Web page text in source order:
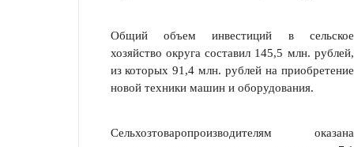
Общий объем инвестиций в сельское
хозяйство округа составил 145,5 млн. рублей,
из которых 91,4 млн. рублей на приобретение
новой техники машин и оборудования.
Сельхозтоваропроизводителям оказана